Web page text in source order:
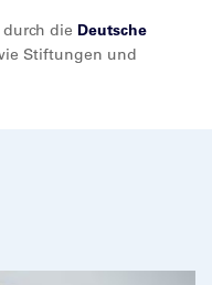
die Deutsche
Stiftungen und